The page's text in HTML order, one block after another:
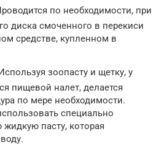
по необходимости, при
диска смоченного в перекиси
средстве, купленном в
зоопасту и щетку, у
пищевой налет, делается
по мере необходимости.
специально
жидкую пасту, которая